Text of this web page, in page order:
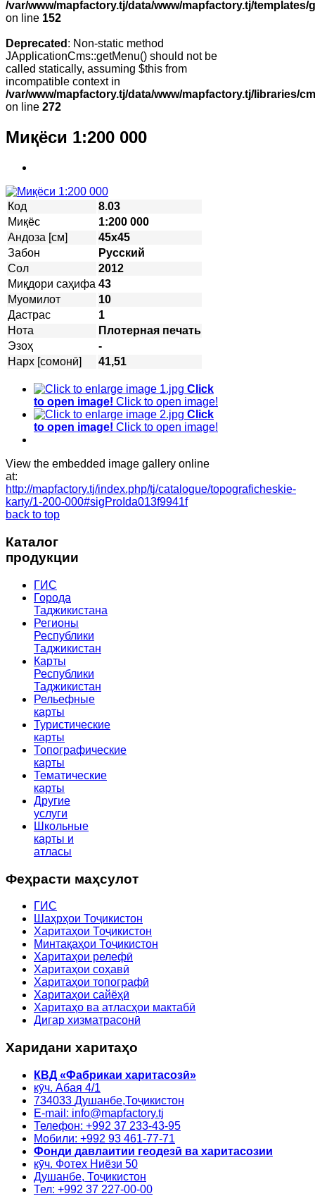
/var/www/mapfactory.tj/data/www/mapfactory.tj/
on line 152
Deprecated : Non-static method
JApplicationCms::getMenu() should not be
called statically, assuming $this from
incompatible context in
/var/www/mapfactory.tj/data/www/mapfactory.tj/libraries/
on line 272
Миқёси 1:200 000
Код
8.03
Миқёс
1:200 000
Андоза [см]
45х45
Забон
Русский
Сол
2012
Миқдори саҳифа 43
Муомилот
10
Дастрас
1
Нота
Плотерная печать
Эзоҳ
-
Нарх [сомонӣ]
41,51
Click
to open image! Click to open image!
Click
to open image! Click to open image!
View the embedded image gallery online
at:
http://mapfactory.tj/index.php/tj/catalogue/topograficheskie-
karty/1-200-000#sigProIda013f9941f
back to top
Каталог
продукции
ГИС
Города
Таджикистана
Регионы
Республики
Таджикистан
Карты
Республики
Таджикистан
Рельефные
карты
Туристические
карты
Топографические
карты
Тематические
карты
Другие
услуги
Школьные
карты и
атласы
Феҳрасти маҳсулот
ГИС
Шаҳрҳои Тоҷикистон
Харитаҳои Тоҷикистон
Минтақаҳои Тоҷикистон
Харитаҳои релефӣ
Харитаҳои соҳавӣ
Харитаҳои топографӣ
Харитаҳои сайёҳӣ
Харитаҳо ва атласҳои мактабӣ
Дигар хизматрасонӣ
Харидани харитаҳо
КВД «Фабрикаи харитасозӣ»
кӯч. Абая 4/1
734033 Душанбе,Тоҷикистон
E-mail: info@mapfactory.tj
Телефон: +992 37 233-43-95
Мобили: +992 93 461-77-71
Фонди давлаитии геодезӣ ва харитасозии
кӯч. Фотех Ниёзи 50
Душанбе, Тоҷикистон
Тел: +992 37 227-00-00